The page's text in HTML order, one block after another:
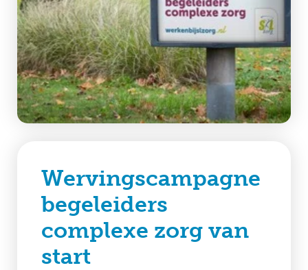
Wervingscampagne
begeleiders
complexe zorg van
start